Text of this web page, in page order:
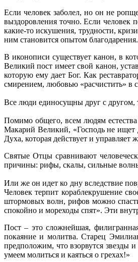
Если человек заболел, но он не
выздоровления точно. Если человек
какие-то искушения, трудности,
ним становится опытом
В иконописи существует канон, в
Великий пост имеет свой канон,
которую ему дает Бог. Как
смирением, любовью «расчистить» в
Все люди единосущны друг с
Помимо общего, всем людям
Макарий Великий, «Господь не ищет
Духа, которая действует и управляет
Святые Отцы сравнивают
причины: рифы, скалы, сильные
Или же он идет ко дну вследствие
Человек терпит кораблекрушение
штормовых волн, рифов можно
спокойно и мореходы спят». Эти
Пост – это сложнейшая,
покаяние и молитва. Старец
предположим, что взорвутся звезды
умеем молиться и каяться о грехах!»